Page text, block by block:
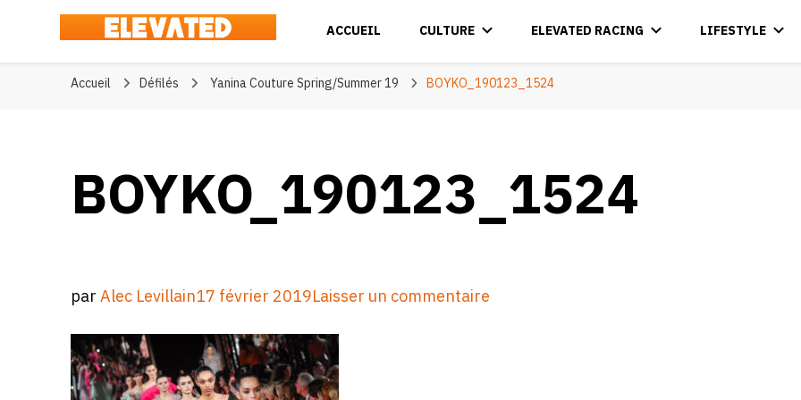
Elevated
ACCUEIL CULTURE ELEVATED RACING LIFESTYLE
Accueil Défilés Yanina Couture Spring/Summer 19 BOYKO_190123_1524
BOYKO_190123_1524
parAlec Levillain17 février 2019Laisser un commentaire